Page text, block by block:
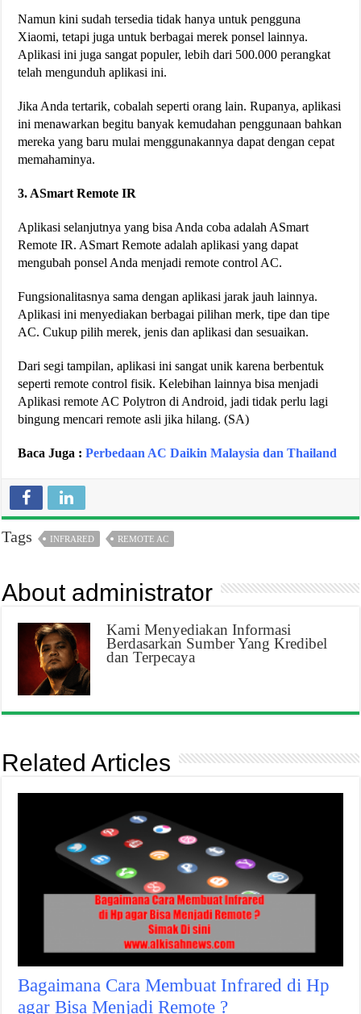
Namun kini sudah tersedia tidak hanya untuk pengguna
Xiaomi, tetapi juga untuk berbagai merek ponsel lainnya.
Aplikasi ini juga sangat populer, lebih dari 500.000 perangkat
telah mengunduh aplikasi ini.
Jika Anda tertarik, cobalah seperti orang lain. Rupanya, aplikasi
ini menawarkan begitu banyak kemudahan penggunaan bahkan
mereka yang baru mulai menggunakannya dapat dengan cepat
memahaminya.
3. ASmart Remote IR
Aplikasi selanjutnya yang bisa Anda coba adalah ASmart
Remote IR. ASmart Remote adalah aplikasi yang dapat
mengubah ponsel Anda menjadi remote control AC.
Fungsionalitasnya sama dengan aplikasi jarak jauh lainnya.
Aplikasi ini menyediakan berbagai pilihan merk, tipe dan tipe
AC. Cukup pilih merek, jenis dan aplikasi dan sesuaikan.
Dari segi tampilan, aplikasi ini sangat unik karena berbentuk
seperti remote control fisik. Kelebihan lainnya bisa menjadi
Aplikasi remote AC Polytron di Android, jadi tidak perlu lagi
bingung mencari remote asli jika hilang. (SA)
Baca Juga :Perbedaan AC Daikin Malaysia dan Thailand
Tags INFRARED REMOTE AC
About administrator
Kami Menyediakan Informasi
Berdasarkan Sumber Yang Kredibel
dan Terpecaya
Related Articles
Bagaimana Cara Membuat Infrared di Hp
agar Bisa Menjadi Remote ?